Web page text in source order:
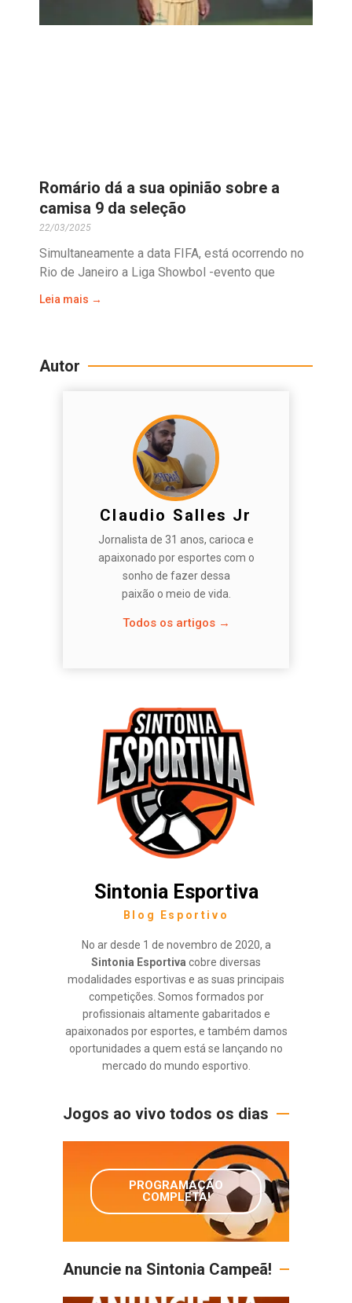
Romário dá a sua opinião sobre a
camisa 9 da seleção
22/03/2025
Simultaneamente a data FIFA, está ocorrendo no
Rio de Janeiro a Liga Showbol -evento que
Leia mais →
Autor
Claudio Salles Jr
Jornalista de 31 anos, carioca e
apaixonado por esportes com o
sonho de fazer dessa
paixão o meio de vida.
Todos os artigos →
Sintonia Esportiva
Blog Esportivo
No ar desde 1 de novembro de 2020, a
Sintonia Esportiva cobre diversas
modalidades esportivas e as suas principais
competições. Somos formados por
profissionais altamente gabaritados e
apaixonados por esportes, e também damos
oportunidades a quem está se lançando no
mercado do mundo esportivo.
Jogos ao vivo todos os dias
PROGRAMAÇÃO
COMPLETA!
Anuncie na Sintonia Campeã!